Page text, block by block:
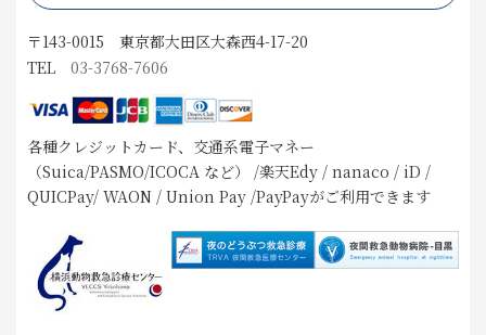
〒143-0015 東京都大田区大森西4-17-20
TEL 03-3768-7606
各種クレジットカード、交通系電子マネー
（Suica/PASMO/ICOCA など） /楽天Edy / nanaco / iD /
QUICPay/ WAON / Union Pay /PayPayがご利用できます